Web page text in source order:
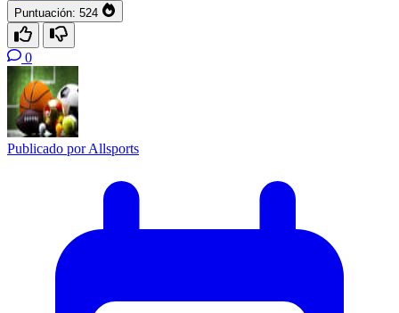
Puntuación: 524
0
Publicado porAllsports